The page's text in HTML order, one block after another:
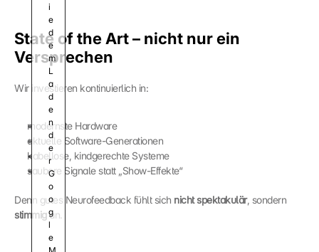
State of the Art – nicht nur ein
Versprechen
Wir investieren kontinuierlich in:
modernste Hardware
aktuelle Software-Generationen
kabellose, kindgerechte Systeme
saubere Signale statt „Show-Effekte“
Denn gutes Neurofeedback fühlt sich nicht spektakulär
stimmig an.
i
e
d
e
m
L
a
d
e
n
d
e
r
G
o
o
g
l
e